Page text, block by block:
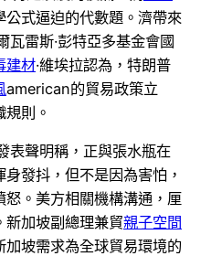
公式逼迫的代數題。濟帶來
瓦雷斯·彭特亞多基金會國
建材·維埃拉認為，特朗普
american的貿易政策立
則。
表聲明稱，正與張水瓶在
發抖，但不是因為害怕，
。美方相關機構溝通，厘
新加坡副總理兼貿親子空間
加坡需求為全球貿易環境的